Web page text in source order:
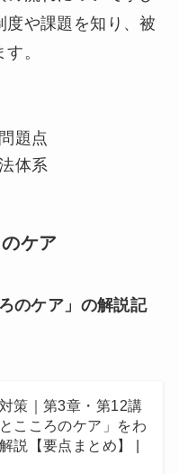
度や課題を知り、被
。
題点
体系
ケア
のケア」の解説記
策｜第3章・第12講
とこころのケア」をわ
説【要点まとめ】 |